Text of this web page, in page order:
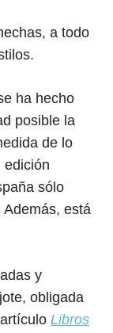
a todo
ha hecho
posible la
de lo
edición
sólo
está
y
obligada
Libros